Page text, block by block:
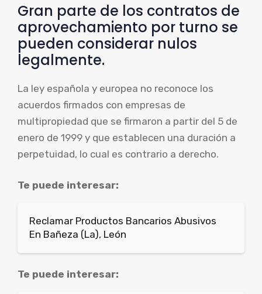
Gran parte de los contratos de
aprovechamiento por turno se
pueden considerar nulos
legalmente.
La ley española y europea no reconoce los
acuerdos firmados con empresas de
multipropiedad que se firmaron a partir del 5 de
enero de 1999 y que establecen una duración a
perpetuidad, lo cual es contrario a derecho.
Te puede interesar:
Reclamar Productos Bancarios Abusivos
En Bañeza (La), León
Te puede interesar: